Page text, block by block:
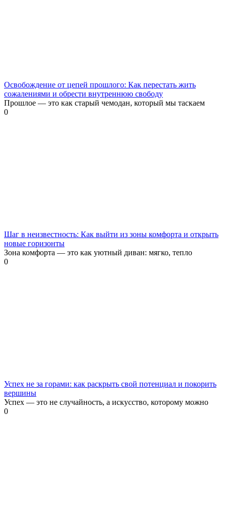
Освобождение от цепей прошлого: Как перестать жить
сожалениями и обрести внутреннюю свободу
Прошлое — это как старый чемодан, который мы таскаем
0
Шаг в неизвестность: Как выйти из зоны комфорта и открыть
новые горизонты
Зона комфорта — это как уютный диван: мягко, тепло
0
Успех не за горами: как раскрыть свой потенциал и покорить
вершины
Успех — это не случайность, а искусство, которому можно
0